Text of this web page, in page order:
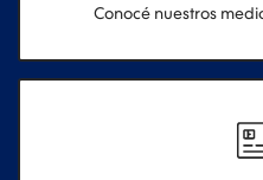
Conocé nuestros